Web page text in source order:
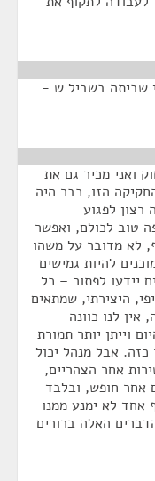
שביתה בשביל ש -
ואני מכיר גם את
הזו, כבר היה
רצון לפגוע
טוב לכולם, ואפשר
לא מדובר על משהו
להיות גמישים
יידעו לפתור – כל
היצירתי, שמתאים
לנו כוונה
וייתן יותר תמורת
אבל מנהל יכול
אחר הצהריים,
אחר חופש, ובלבד
אחד לא ימנע ממנו
האלה ברורים